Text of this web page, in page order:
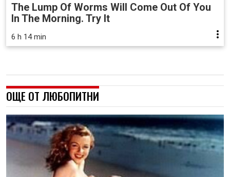
The Lump Of Worms Will Come Out Of You
In The Morning. Try It
6 h 14 min
ОЩЕ ОТ ЛЮБОПИТНИ